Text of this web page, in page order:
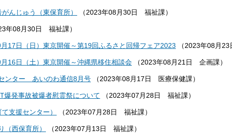
んじゅう（東保育所） （ 2023年08月30日 福祉課 ）
年08月30日 福祉課 ）
17日（日）東京開催～第19回ふるさと回帰フェア2023 （ 2023年08月23
16日（土）東京開催～沖縄県移住相談会 （ 2023年08月21日 企画課 ）
ンター あいのわ通信8月号 （ 2023年08月17日 医療保健課 ）
爆発事故被爆者慰霊祭について （ 2023年07月28日 福祉課 ）
支援センター） （ 2023年07月28日 福祉課 ）
（西保育所） （ 2023年07月13日 福祉課 ）